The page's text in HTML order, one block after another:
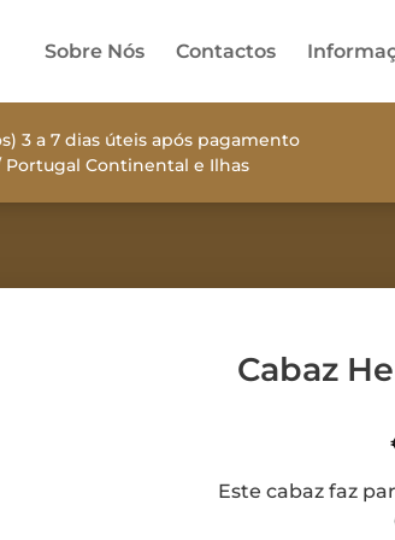
Sobre Nós Contactos
3 a 7 dias úteis após pagamento
Portugal Continental e Ilhas
Cabaz
Este cabaz faz